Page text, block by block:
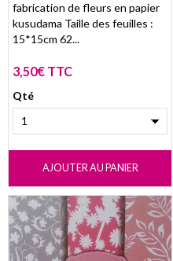
fabrication de fleurs en papier
kusudama Taille des feuilles :
15*15cm 62...
3,50€ TTC
Qté
AJOUTER AU PANIER